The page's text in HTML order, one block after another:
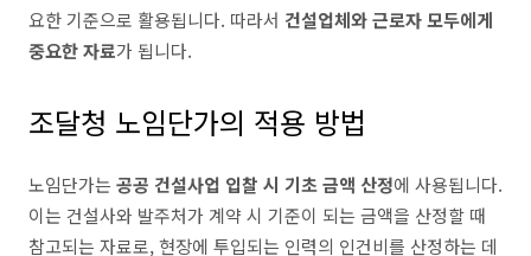
요한 기준으로 활용됩니다. 따라서 건설업체와 근로자 모두에게
중요한 자료가 됩니다.
조달청 노임단가의 적용 방법
노임단가는 공공 건설사업 입찰 시 기초 금액 산정에 사용됩니다.
이는 건설사와 발주처가 계약 시 기준이 되는 금액을 산정할 때
참고되는 자료로, 현장에 투입되는 인력의 인건비를 산정하는 데